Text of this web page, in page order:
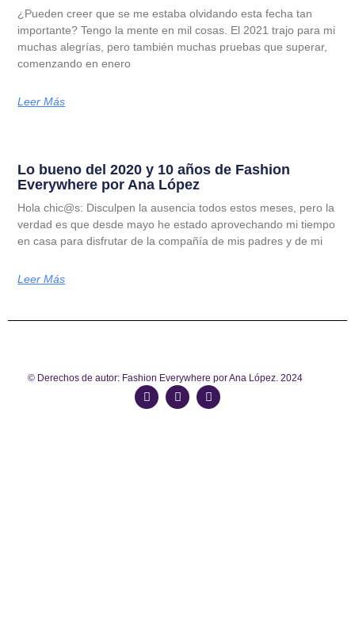
¿Pueden creer que se me estaba olvidando esta fecha tan
importante? Tengo la mente en mil cosas. El 2021 trajo para mi
muchas alegrías, pero también muchas pruebas que superar,
comenzando en enero
Leer Más
Lo bueno del 2020 y 10 años de Fashion
Everywhere por Ana López
Hola chic@s: Disculpen la ausencia todos estos meses, pero la
verdad es que desde mayo he estado aprovechando mi tiempo
en casa para disfrutar de la compañía de mis padres y de mi
Leer Más
© Derechos de autor: Fashion Everywhere por Ana López. 2024